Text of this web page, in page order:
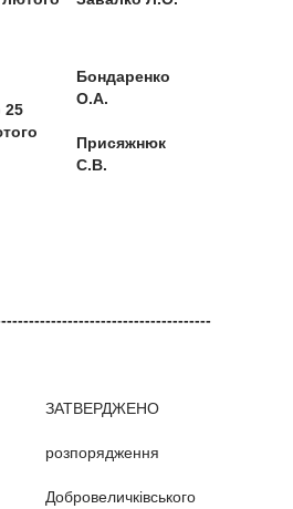
25
Бондаренко
О.А.
Присяжнюк
С.В.
ЗАТВЕРДЖЕНО
розпорядження
Добровеличківського